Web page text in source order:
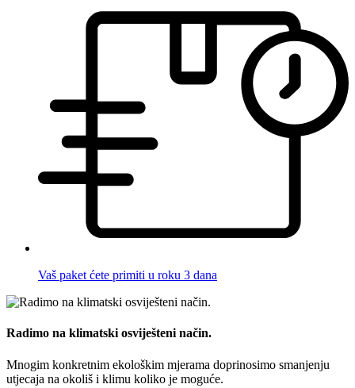
Vaš paket ćete primiti u roku 3 dana
Radimo na klimatski osviješteni način.
Mnogim konkretnim ekološkim mjerama doprinosimo smanjenju
utjecaja na okoliš i klimu koliko je moguće.